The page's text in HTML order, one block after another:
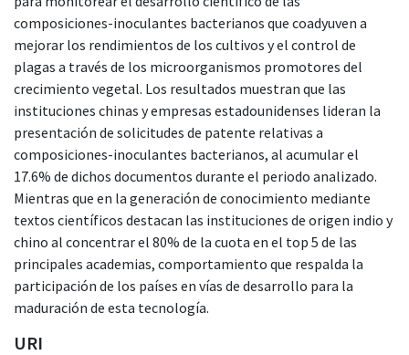
composiciones-inoculantes bacterianos que coadyuven a
mejorar los rendimientos de los cultivos y el control de
plagas a través de los microorganismos promotores del
crecimiento vegetal. Los resultados muestran que las
instituciones chinas y empresas estadounidenses lideran la
presentación de solicitudes de patente relativas a
composiciones-inoculantes bacterianos, al acumular el
17.6% de dichos documentos durante el periodo analizado.
Mientras que en la generación de conocimiento mediante
textos científicos destacan las instituciones de origen indio y
chino al concentrar el 80% de la cuota en el top 5 de las
principales academias, comportamiento que respalda la
participación de los países en vías de desarrollo para la
maduración de esta tecnología.
URI